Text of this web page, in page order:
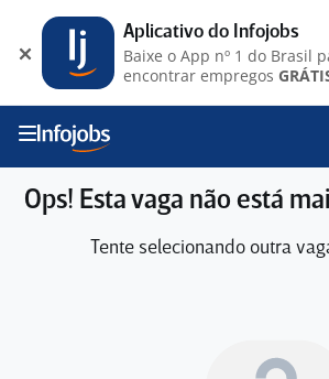
Ops! Esta vaga não está
Tente selecionando outra
Aplicativo do Infojobs
Baixe o App nº 1 do Brasil
encontrar empregos